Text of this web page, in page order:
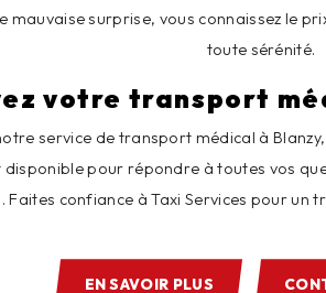
mauvaise surprise, vous connaissez le
toute sérénité.
votre transport
service de transport médical à
disponible pour répondre à toutes vos
Faites confiance à Taxi Services pour
EN SAVOIR PLUS